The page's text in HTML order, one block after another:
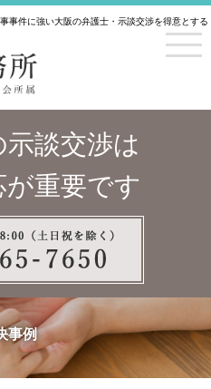
事件に強い大阪の弁護士・示談交渉を得意とする
談交渉は
重要です
事例